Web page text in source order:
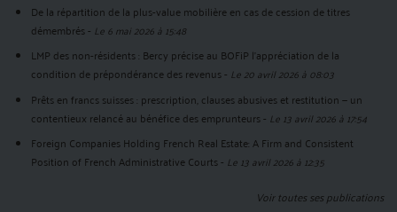
De la répartition de la plus-value mobilière en cas de cession de titres
démembrés- Le 6 mai 2026 à 15:48
LMP des non-résidents : Bercy précise au BOFiP l’appréciation de la
condition de prépondérance des revenus- Le 20 avril 2026 à 08:03
Prêts en francs suisses : prescription, clauses abusives et restitution — un
contentieux relancé au bénéfice des emprunteurs- Le 13 avril 2026 à 17:54
Foreign Companies Holding French Real Estate: A Firm and Consistent
Position of French Administrative Courts- Le 13 avril 2026 à 12:35
Voir toutes ses publications